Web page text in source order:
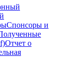
Спонсоры и
Отчет о